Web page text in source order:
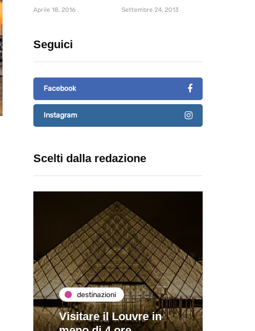
Aprile 18, 2016 Settembre 24, 2013
Seguici
Facebook
Instagram
Scelti dalla redazione
destinazioni
Visitare il Louvre in